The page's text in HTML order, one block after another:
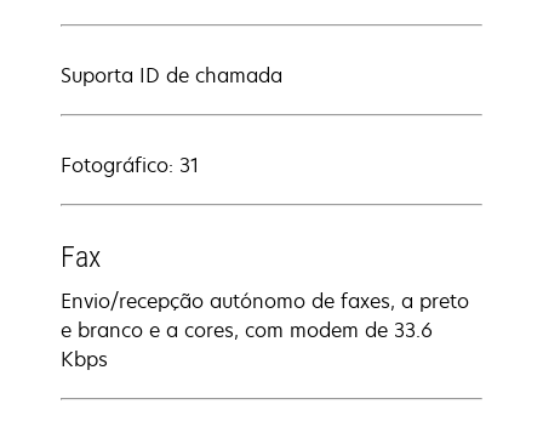
Suporta ID de chamada
Fotográfico: 31
Fax
Envio/recepção autónomo de faxes, a preto
e branco e a cores, com modem de 33.6
Kbps